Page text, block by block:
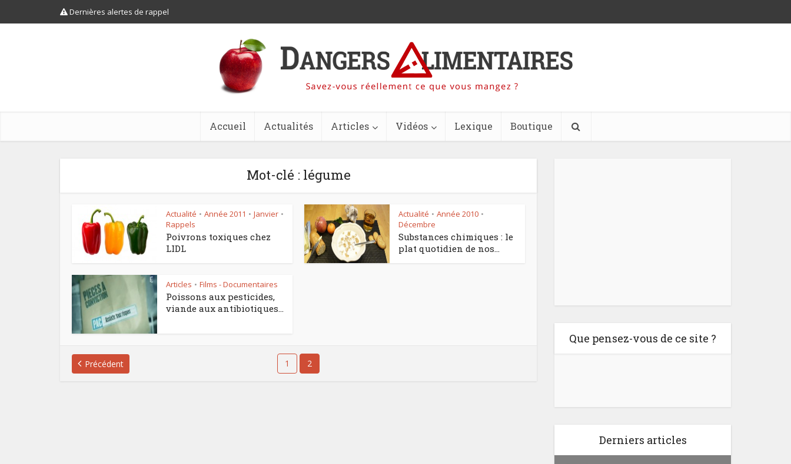
Dernières alertes de rappel
Accueil Actualités Articles Vidéos Lexique Boutique
Mot-clé : légume
Actualité • Année 2011 • Janvier •
Rappels
Poivrons toxiques chez
LIDL
Actualité • Année 2010 •
Décembre
Substances chimiques : le
plat quotidien de nos...
Articles • Films - Documentaires
Poissons aux pesticides,
viande aux antibiotiques...
Précédent 1 2
Que pensez-vous de ce site ?
Derniers articles